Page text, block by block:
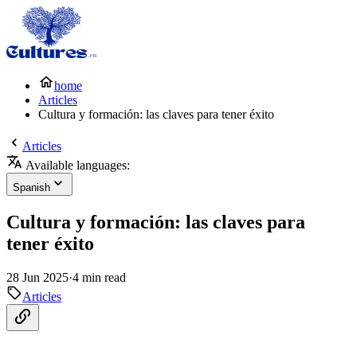
home
Articles
Cultura y formación: las claves para tener éxito
Articles
Available languages:
Spanish
Cultura y formación: las claves para
tener éxito
28 Jun 2025·4 min read
Articles